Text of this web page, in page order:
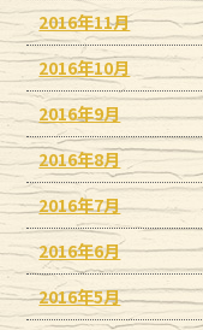
2016年11月
2016年10月
2016年9月
2016年8月
2016年7月
2016年6月
2016年5月